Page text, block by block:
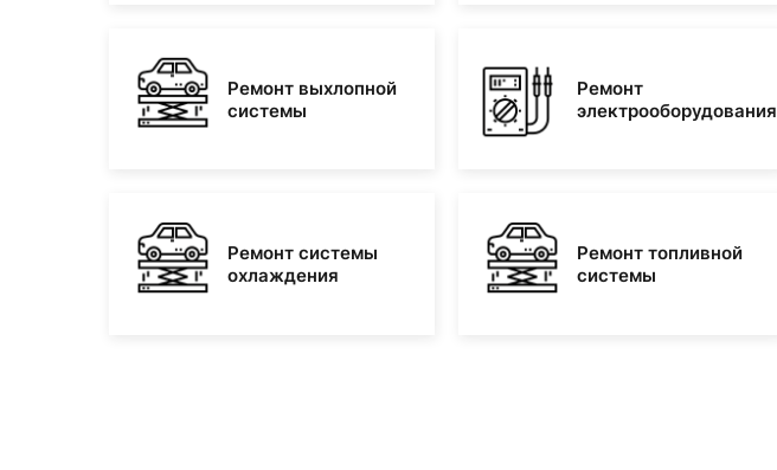
Ремонт выхлопной
системы
Ремонт
электрооборудования
Ремонт системы
охлаждения
Ремонт топливной
системы